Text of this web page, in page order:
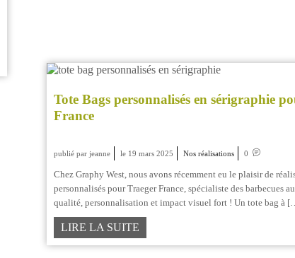
Tote Bags personnalisés en sérigraphie
France
publié par jeanne le 19 mars 2025 Nos réalisations 0
Chez Graphy West, nous avons récemment eu le plaisir de
personnalisés pour Traeger France, spécialiste des barbecues
qualité, personnalisation et impact visuel fort ! Un tote bag à
LIRE LA SUITE